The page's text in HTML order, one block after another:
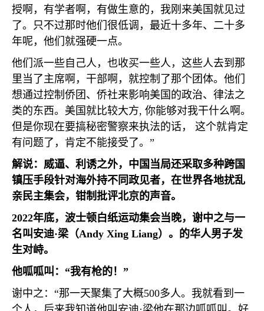
授啊，有学者啊，有做生意的，我刚来美国就见过
了。只不过那时他们很低调，最近十多年、二十多
年呢，他们就强硬一点。
他们派一些自己人，也收买一些人，这些人去到那
里当了主席啊，干部啊，就控制了那个团体。他们
想通过控制侨团、侨社来影响美国的政治、律法之
类的东西。美国就比较大方, 你能够对我干什么啊。
但是你现在要搞秘密警察来执法的话， 这个就肯定
有问题了，肯定不能接受了。”
解说：威逼、利诱之外，中国当局还采取多种跨国
镇压手段针对海外持不同政见者，在世界各地扰乱
亲民主集会，钳制批评北京的声音。
2022年底，波士顿白纸运动集会当晚，谢中之与一
名叫安迪·梁（Andy Xing Liang）。的华人男子发
生对峙。
他呱呱叫：“我有枪的！”
谢中之：“那一天聚集了大概500多人。我就看到一